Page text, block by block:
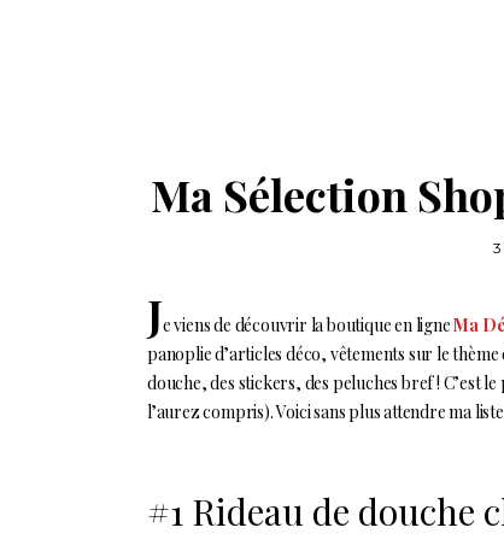
Ma Sélection
3
Je viens de découvrir la boutique en ligneMa
panoplie d’articles déco, vêtements sur le
douche, des stickers, des peluches bref ! C’est
l’aurez compris). Voici sans plus attendre ma
#1 Rideau de douche